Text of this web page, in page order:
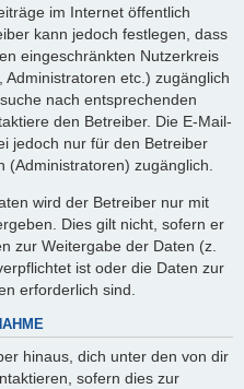
im Internet öffentlich
kann jedoch festlegen, dass
eingeschränkten Nutzerkreis
etc.) zugänglich
nach entsprechenden
den Betreiber. Die E-Mail-
jedoch nur für den Betreiber
zugänglich.
wird der Betreiber nur mit
Dies gilt nicht, sofern er
zur Weitergabe der Daten (z.
ist oder die Daten zur
erforderlich sind.
hinaus, dich unter den von dir
sofern dies zur